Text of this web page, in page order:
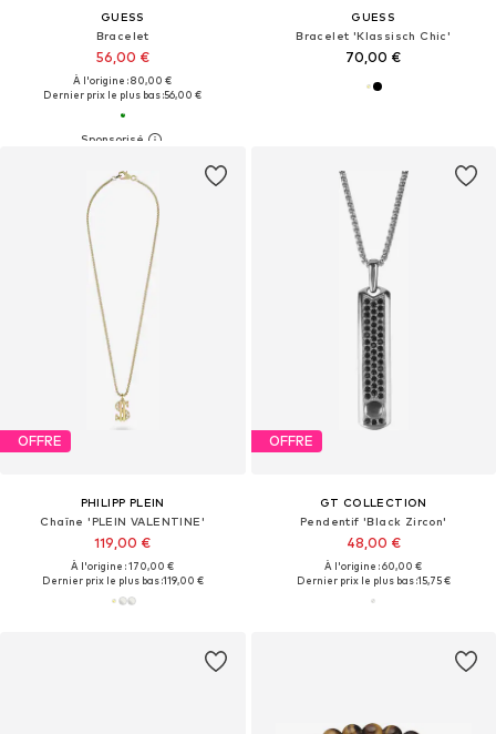
GUESS
Bracelet
56,00 €
À l'origine : 80,00 €
Dernier prix le plus bas :56,00 €
GUESS
Bracelet 'Klassisch Chic'
70,00 €
OFFRE
PHILIPP PLEIN
Chaîne 'PLEIN VALENTINE'
119,00 €
À l'origine : 170,00 €
Dernier prix le plus bas :119,00 €
OFFRE
GT COLLECTION
Pendentif 'Black Zircon'
48,00 €
À l'origine : 60,00 €
Dernier prix le plus bas :15,75 €